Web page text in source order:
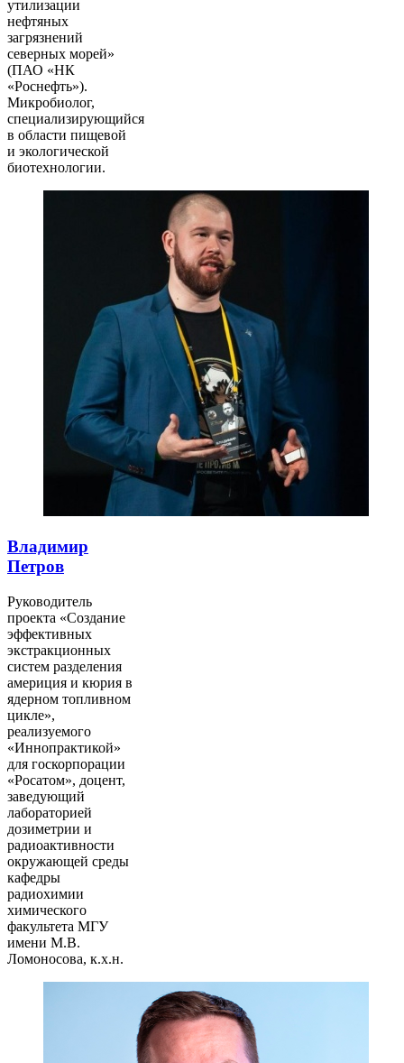
утилизации
нефтяных
загрязнений
северных морей»
(ПАО «НК
«Роснефть»).
Микробиолог,
специализирующийся
в области пищевой
и экологической
биотехнологии.
Владимир
Петров
Руководитель
проекта «Создание
эффективных
экстракционных
систем разделения
америция и кюрия в
ядерном топливном
цикле»,
реализуемого
«Иннопрактикой»
для госкорпорации
«Росатом», доцент,
заведующий
лабораторией
дозиметрии и
радиоактивности
окружающей среды
кафедры
радиохимии
химического
факультета МГУ
имени М.В.
Ломоносова, к.х.н.